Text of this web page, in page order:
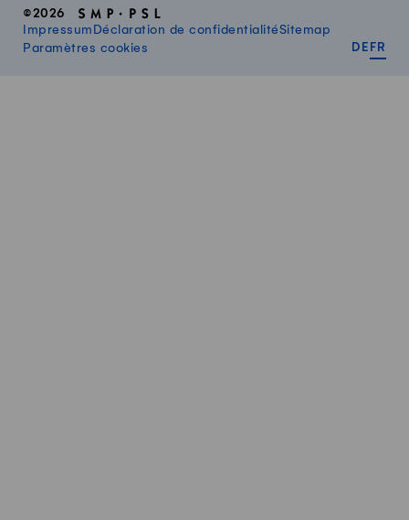
©2026
Impressum Déclaration de confidentialitéSitemap
Paramètres cookies
DE FR